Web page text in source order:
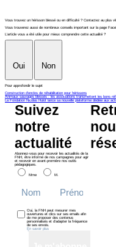
Vous trouvez un hérisson blessé ou en difficulté ? Contactez au plus
Vous trouverez aussi de nombreux conseils important sur la page
L'article vous a été utile pour mieux comprendre cette actualité ?
Oui Non
Pour approfondir le sujet
Construction d'enclos de réhabilitation pour hérissons
Animaux sauvages blessés : les associations transmettent les bons
La Fondation Nicolas Hulot lance sa nouvelle plateforme dédiée aux
Suivez
notre
actualité
Abonnez-vous pour recevoir les actualités de la
FNH, être informé de nos campagnes pour agir
et recevoir en avant-première nos outils
pédagogiques.
Mme M.
Oui, la FNH peut mesurer mes
ouvertures et clics sur ses emails afin
de me proposer des contenus
personnalisés et d’adapter la fréquence
de ses envois.
En savoir plus